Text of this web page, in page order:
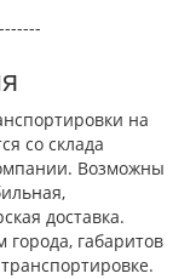
на
со склада
Возможны
доставка.
города, габаритов